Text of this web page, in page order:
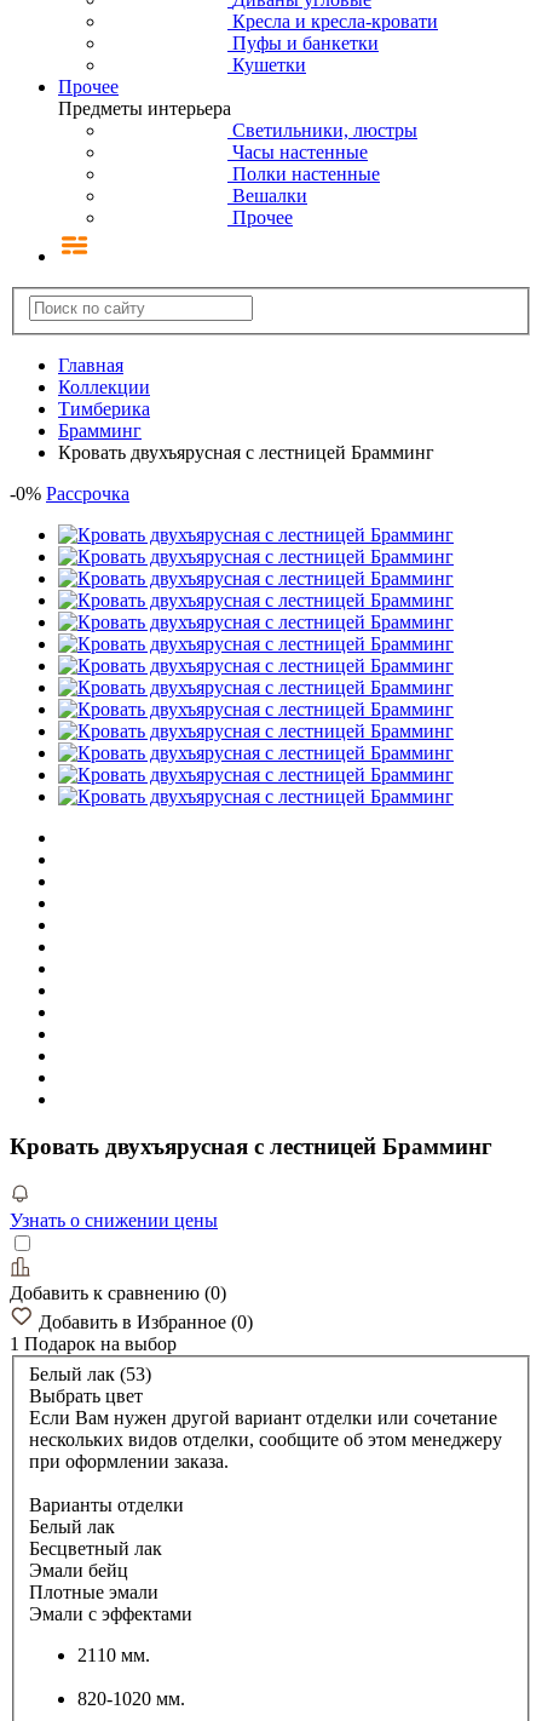
Кресла и кресла-кровати
Пуфы и банкетки
Кушетки
Прочее
Предметы интерьера
Светильники, люстры
Часы настенные
Полки настенные
Вешалки
Прочее
Главная
Коллекции
Тимберика
Брамминг
Кровать двухъярусная с лестницей Брамминг
-0% Рассрочка
Кровать двухъярусная с лестницей Брамминг
Узнать о снижении цены
Добавить к сравнению (0)
Добавить в Избранное (0)
1 Подарок на выбор
Белый лак (53)
Выбрать цвет
Если Вам нужен другой вариант отделки или сочетание
нескольких видов отделки, сообщите об этом менеджеру
при оформлении заказа.
Варианты отделки
Белый лак
Бесцветный лак
Эмали бейц
Плотные эмали
Эмали с эффектами
2110 мм.
820-1020 мм.